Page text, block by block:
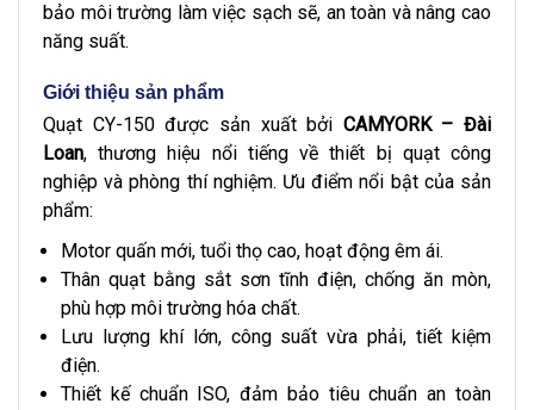
bảo môi trường làm việc sạch sẽ, an toàn và nâng cao
năng suất.
Giới thiệu sản phẩm
Quạt CY-150 được sản xuất bởi CAMYORK – Đài
Loan, thương hiệu nổi tiếng về thiết bị quạt công
nghiệp và phòng thí nghiệm. Ưu điểm nổi bật của sản
phẩm:
Motor quấn mới, tuổi thọ cao, hoạt động êm ái.
Thân quạt bằng sắt sơn tĩnh điện, chống ăn mòn,
phù hợp môi trường hóa chất.
Lưu lượng khí lớn, công suất vừa phải, tiết kiệm
điện.
Thiết kế chuẩn ISO, đảm bảo tiêu chuẩn an toàn